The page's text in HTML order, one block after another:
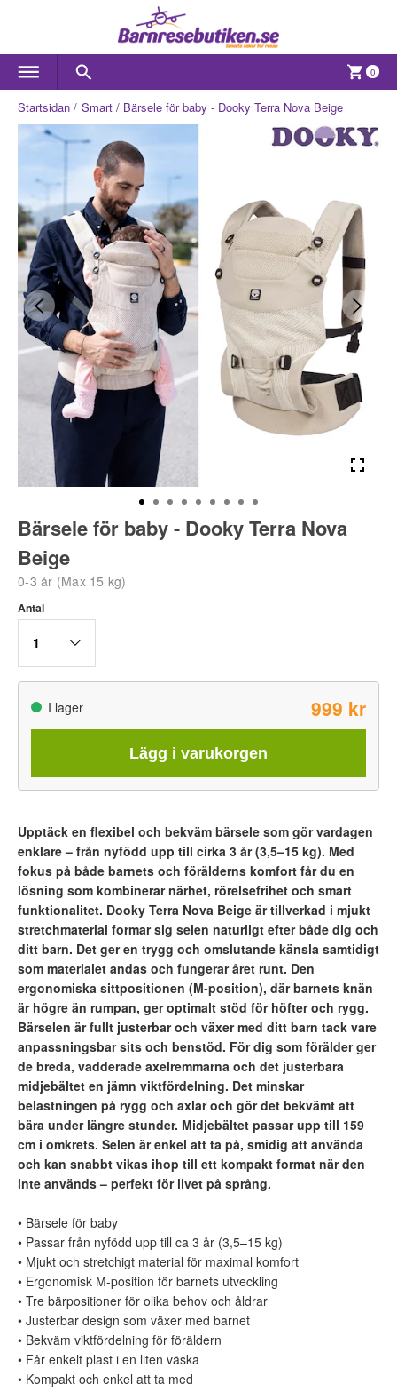
0
Startsidan Smart Bärsele för baby - Dooky Terra Nova Beige
Bärsele för baby - Dooky Terra Nova
Beige
0-3 år (Max 15 kg)
Antal
1
I lager 999 kr
Lägg i varukorgen
Upptäck en flexibel och bekväm bärsele som gör vardagen
enklare – från nyfödd upp till cirka 3 år (3,5–15 kg). Med
fokus på både barnets och förälderns komfort får du en
lösning som kombinerar närhet, rörelsefrihet och smart
funktionalitet. Dooky Terra Nova Beige är tillverkad i mjukt
stretchmaterial formar sig selen naturligt efter både dig och
ditt barn. Det ger en trygg och omslutande känsla samtidigt
som materialet andas och fungerar året runt. Den
ergonomiska sittpositionen (M-position), där barnets knän
är högre än rumpan, ger optimalt stöd för höfter och rygg.
Bärselen är fullt justerbar och växer med ditt barn tack vare
anpassningsbar sits och benstöd. För dig som förälder ger
de breda, vadderade axelremmarna och det justerbara
midjebältet en jämn viktfördelning. Det minskar
belastningen på rygg och axlar och gör det bekvämt att
bära under längre stunder. Midjebältet passar upp till 159
cm i omkrets. Selen är enkel att ta på, smidig att använda
och kan snabbt vikas ihop till ett kompakt format när den
inte används – perfekt för livet på språng.
• Bärsele för baby
• Passar från nyfödd upp till ca 3 år (3,5–15 kg)
• Mjukt och stretchigt material för maximal komfort
• Ergonomisk M-position för barnets utveckling
• Tre bärpositioner för olika behov och åldrar
• Justerbar design som växer med barnet
• Bekväm viktfördelning för föräldern
• Får enkelt plast i en liten väska
• Kompakt och enkel att ta med